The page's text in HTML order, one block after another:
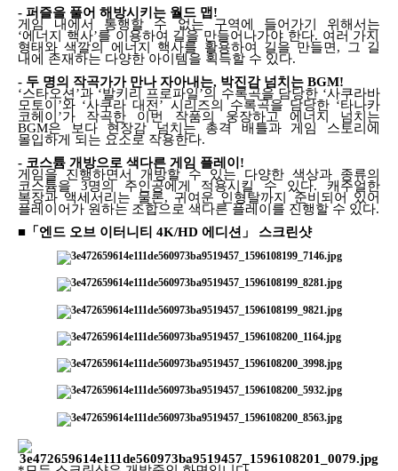
- 퍼즐을 풀어 해방시키는 월드 맵 !
게임 내에서 통행할 수 없는 구역에 들어가기 위해서는
‘에너지 핵사’를 이용하여 길을 만들어나가야 한다. 여러 가지
형태와 색깔의 에너지 핵사를 활용하여 길을 만들면 ,
그 길
내에 존재하는 다양한 아이템을 획득할 수 있다.
- 두 명의 작곡가가 만나 자아내는, 박진감 넘치는 BGM!
‘스타오션 ’과‘발키리 프로파일’의 수록곡을 담당한 ‘사쿠라바
모토이 ’와 ‘사쿠라 대전 ’ 시리즈의 수록곡을 담당한 ‘타나카
코헤이 ’가 작곡한 이번 작품의 웅장하고 에너지 넘치는
BGM은 보다 현장감 넘치는 총격 배틀과 게임 스토리에
몰입하게 되는 요소로 작용한다.
- 코스튬 개방으로 색다른 게임 플레이 !
게임을 진행하면서 개방할 수 있는 다양한 색상과 종류의
코스튬을 3명의 주인공에게 적용시킬 수 있다. 캐주얼한
복장과 액세서리는 물론, 귀여운 인형탈까지 준비되어 있어
플레이어가 원하는 조합으로 색다른 플레이를 진행할 수 있다.
■「엔드 오브 이터니티 4K/HD 에디션 」 스크린샷